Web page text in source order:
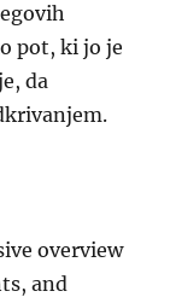
pot, ki jo je
da
overview
and